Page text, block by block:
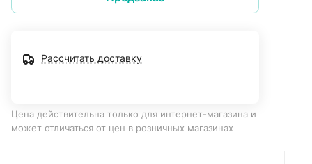
Рассчитать доставку
Цена действительна только для интернет-магазина и
может отличаться от цен в розничных магазинах